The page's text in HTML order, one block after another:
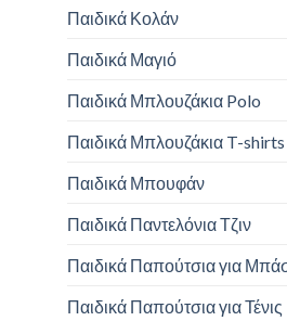
Παιδικά Κολάν
Παιδικά Μαγιό
Παιδικά Μπλουζάκια Polo
Παιδικά Μπλουζάκια T-shirts
Παιδικά Μπουφάν
Παιδικά Παντελόνια Τζιν
Παιδικά Παπούτσια για
Παιδικά Παπούτσια για Τένις